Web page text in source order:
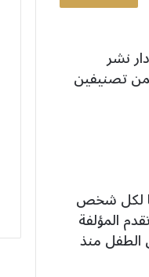
نشر
تصنيفين
لكل شخص
المؤلفة
الطفل منذ